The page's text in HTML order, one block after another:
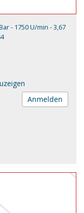
- 1750 U/min - 3,67
Anmelden